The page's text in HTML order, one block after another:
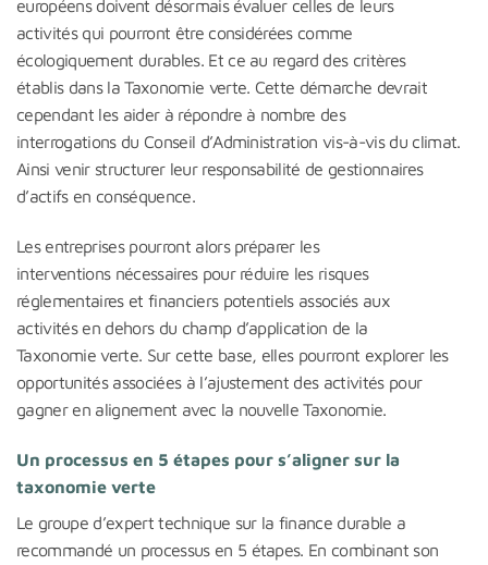
européens doivent désormais évaluer celles de leurs
activités qui pourront être considérées comme
écologiquement durables. Et ce au regard des critères
établis dans la Taxonomie verte. Cette démarche devrait
cependant les aider à répondre à nombre des
interrogations du Conseil d’Administration vis-à-vis du climat.
Ainsi venir structurer leur responsabilité de gestionnaires
d’actifs en conséquence.
Les entreprises pourront alors préparer les
interventions nécessaires pour réduire les risques
réglementaires et financiers potentiels associés aux
activités en dehors du champ d’application de la
Taxonomie verte. Sur cette base, elles pourront explorer les
opportunités associées à l’ajustement des activités pour
gagner en alignement avec la nouvelle Taxonomie.
Un processus en 5 étapes pour s’aligner sur la
taxonomie verte
Le groupe d’expert technique sur la finance durable a
recommandé un processus en 5 étapes. En combinant son